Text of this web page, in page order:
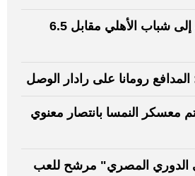
باتاتي في طريقه إلى شباب الأهلي مقابل 6.5
رومانا على رادار الوصل
معسكر النمسا بانتصار معنوي
المصري" مرشح للعب